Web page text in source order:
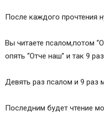
После каждого прочтения
Вы читаете псалом,потом
опять “Отче наш” и так 9
Девять раз псалом и 9 раз
Последним будет чтение